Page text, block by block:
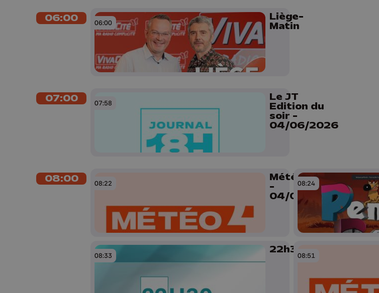
06:00 06:00
Liège-
Matin
07:00 07:58
Le JT
Edition du
soir -
04/06/2026
08:00 08:22
Météo Soir
-
04/06/2026
08:24
08:33
22h30
08:51